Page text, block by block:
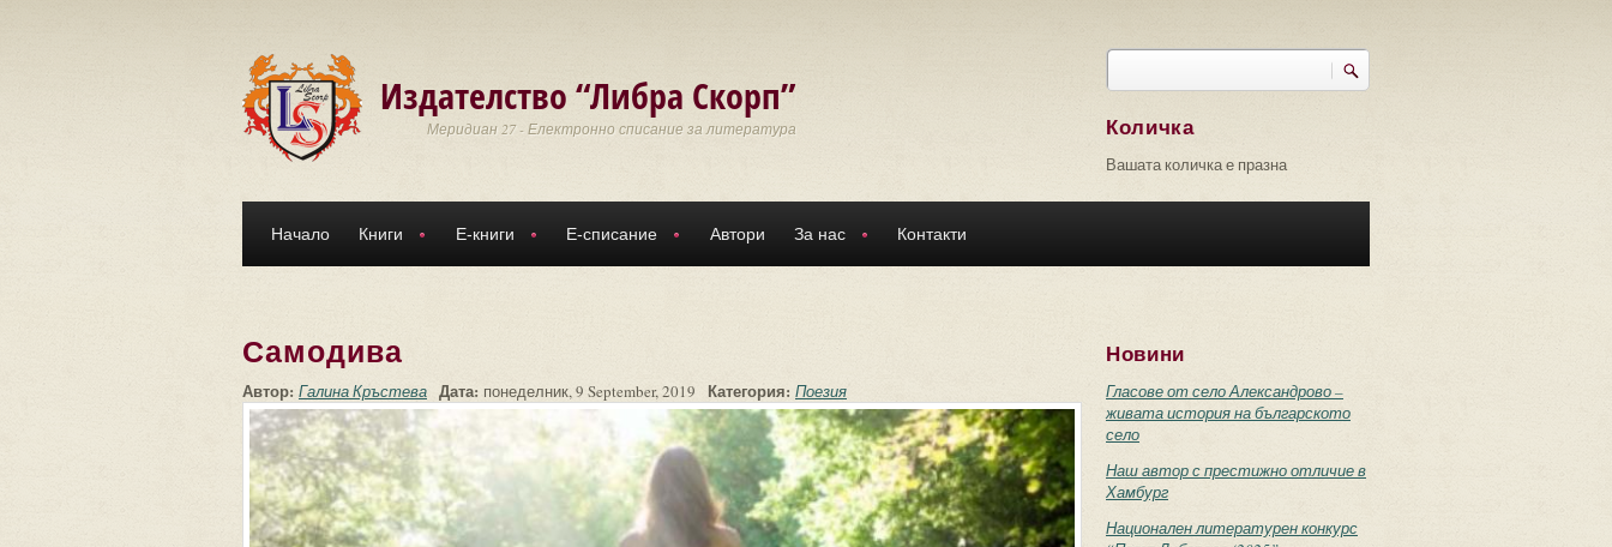
Издателство “Либра Скорп”
Меридиан 27 - Електронно списание за литература
Търси
Количка
Вашата количка е празна
Начало Книги Е-книги Е-списание Автори За нас Контакти
Самодива
Автор: Галина Кръстева Дата: понеделник, 9 September, 2019 Категория: Поезия
Новини
Гласове от село Александрово –
живата история на българското
село
Наш автор с престижно отличие в
Хамбург
Национален литературен конкурс